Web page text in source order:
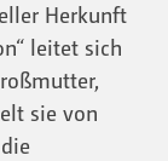
Herkunft
leitet sich
sie von